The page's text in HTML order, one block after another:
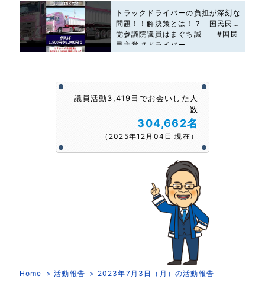
トラックドライバーの負担が深刻な
問題！！解決策とは！？ 国民民主
党参議院議員はまぐち誠 #国民
民主党 #ドライバー
議員活動3,419日でお会いした人
数
304,662名
（2025年12月04日 現在）
Home 活動報告 2023年7月3日（月）の活動報告